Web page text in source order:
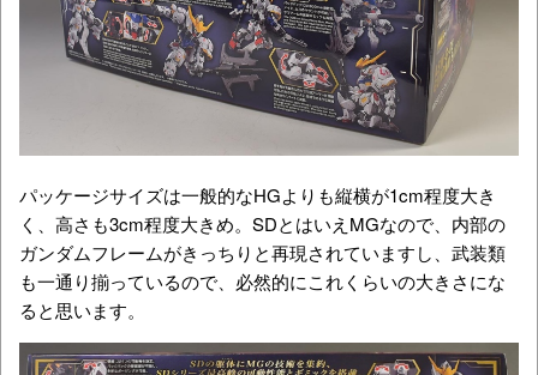
パッケージサイズは一般的なHGよりも縦横が1cm程度大き
く、高さも3cm程度大きめ。SDとはいえMGなので、内部の
ガンダムフレームがきっちりと再現されていますし、武装類
も一通り揃っているので、必然的にこれくらいの大きさにな
ると思います。